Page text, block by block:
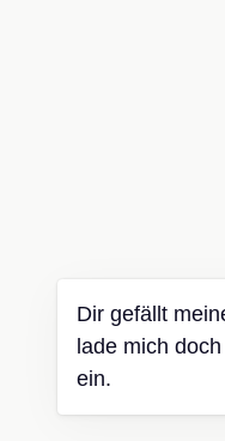
Dir gefällt
lade mich
ein.